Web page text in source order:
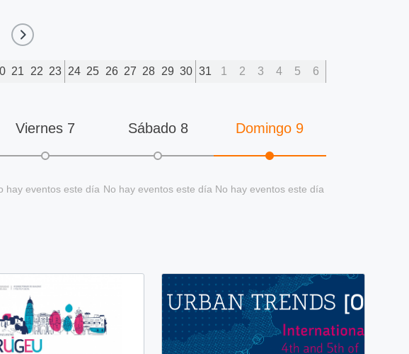
21 22 23 24 25 26 27 28 29 30 31 1 2 3 4 5 6
Viernes 7
hay eventos este día
Sábado 8
No hay eventos este día
Domingo 9
No hay eventos este día